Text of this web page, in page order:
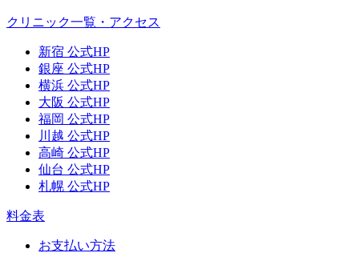
クリニック一覧・アクセス
新宿 公式HP
銀座 公式HP
横浜 公式HP
大阪 公式HP
福岡 公式HP
川越 公式HP
高崎 公式HP
仙台 公式HP
札幌 公式HP
料金表
お支払い方法